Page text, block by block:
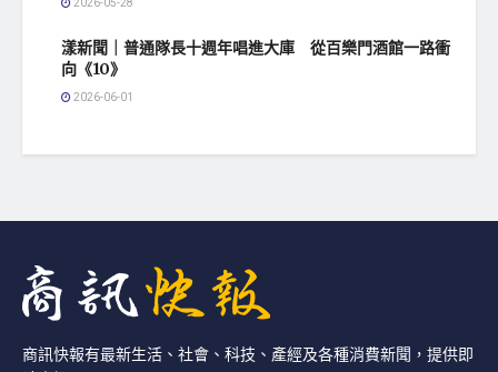
漾新聞｜普通隊長十週年唱進大庫 從百樂門酒館一路衝
向《10》
2026-06-01
商訊快報有最新生活、社會、科技、產經及各種消費新聞，提供即